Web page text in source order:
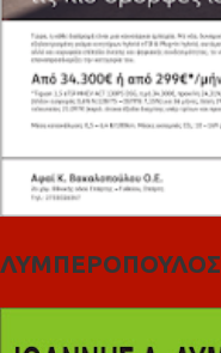
ΛΥΜΠΕΡΟΠΟΥΛΟΣ